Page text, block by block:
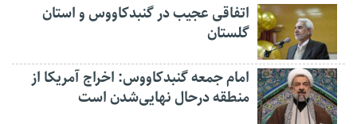
اتفاقی عجیب در‌ گنبدکاووس و استان
گلستان
امام جمعه گنبدکاووس: اخراج آمریکا از
منطقه درحال نهایی‌شدن است